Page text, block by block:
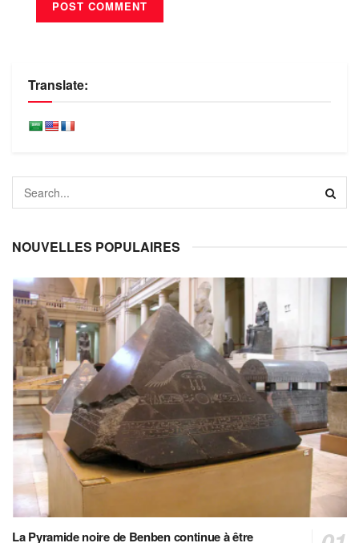
Translate:
NOUVELLES POPULAIRES
La Pyramide noire de Benben continue à être